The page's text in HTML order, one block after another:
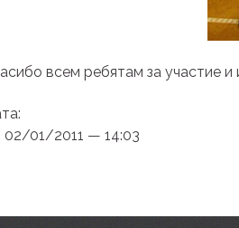
всем ребятам за участие
02/01/2011 — 14:03